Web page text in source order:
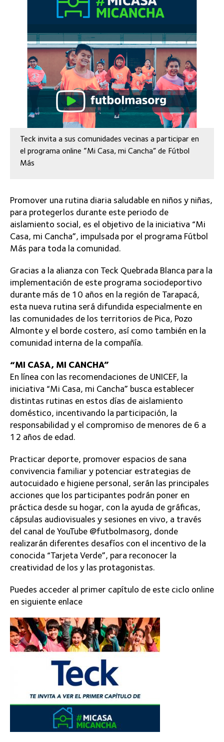
Teck invita a sus comunidades vecinas a participar en
el programa online “Mi Casa, mi Cancha” de Fútbol
Más
Promover una rutina diaria saludable en niños y niñas,
para protegerlos durante este periodo de
aislamiento social, es el objetivo de la iniciativa “Mi
Casa, mi Cancha”, impulsada por el programa Fútbol
Más para toda la comunidad.
Gracias a la alianza con Teck Quebrada Blanca para la
implementación de este programa sociodeportivo
durante más de 10 años en la región de Tarapacá,
esta nueva rutina será difundida especialmente en
las comunidades de los territorios de Pica, Pozo
Almonte y el borde costero, así como también en la
comunidad interna de la compañía.
“MI CASA, MI CANCHA”
En línea con las recomendaciones de UNICEF, la
iniciativa “Mi Casa, mi Cancha” busca establecer
distintas rutinas en estos días de aislamiento
doméstico, incentivando la participación, la
responsabilidad y el compromiso de menores de 6 a
12 años de edad.
Practicar deporte, promover espacios de sana
convivencia familiar y potenciar estrategias de
autocuidado e higiene personal, serán las principales
acciones que los participantes podrán poner en
práctica desde su hogar, con la ayuda de gráficas,
cápsulas audiovisuales y sesiones en vivo, a través
del canal de YouTube @futbolmasorg, donde
realizarán diferentes desafíos con el incentivo de la
conocida “Tarjeta Verde”, para reconocer la
creatividad de los y las protagonistas.
Puedes acceder al primer capítulo de este ciclo online
en siguiente enlace